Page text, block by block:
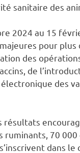
sanitaire des
2024 au 15
pour
des
de
des
70
dans le